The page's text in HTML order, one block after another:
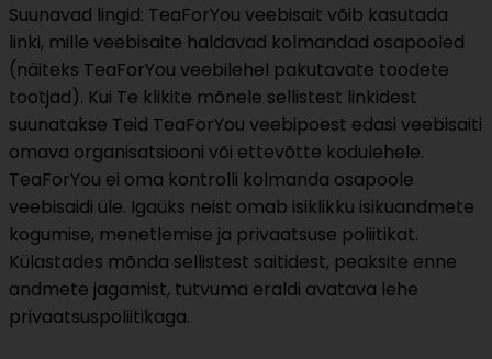
Suunavad lingid: TeaForYou veebisait võib kasutada
linki, mille veebisaite haldavad kolmandad osapooled
(näiteks TeaForYou veebilehel pakutavate toodete
tootjad). Kui Te klikite mõnele sellistest linkidest
suunatakse Teid TeaForYou veebipoest edasi veebisaiti
omava organisatsiooni või ettevõtte kodulehele.
TeaForYou ei oma kontrolli kolmanda osapoole
veebisaidi üle. Igaüks neist omab isiklikku isikuandmete
kogumise, menetlemise ja privaatsuse poliitikat.
Külastades mõnda sellistest saitidest, peaksite enne
andmete jagamist, tutvuma eraldi avatava lehe
privaatsuspoliitikaga.